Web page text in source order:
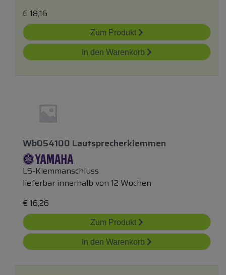
€ 18,16
Zum Produkt
In den Warenkorb
Wb054100 Lautsprecherklemmen
LS-Klemmanschluss
lieferbar innerhalb von 12 Wochen
€ 16,26
Zum Produkt
In den Warenkorb